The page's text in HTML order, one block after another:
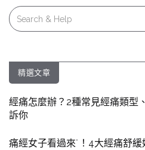
Search
for:
精選文章
經痛怎麼辦？2種常見經痛類型
訴你
痛經女子看過來˙！4大經痛舒